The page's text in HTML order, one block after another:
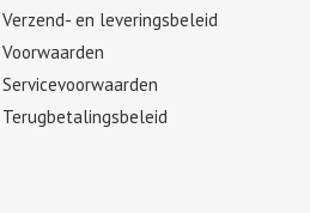
Verzend- en leveringsbeleid
Voorwaarden
Servicevoorwaarden
Terugbetalingsbeleid